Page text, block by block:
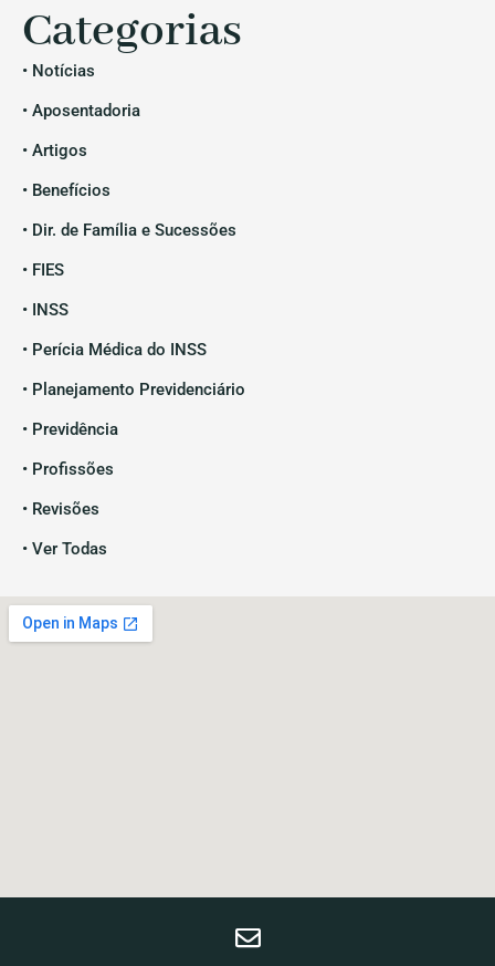
Categorias
• Notícias
• Aposentadoria
• Artigos
• Benefícios
• Dir. de Família e Sucessões
• FIES
• INSS
• Perícia Médica do INSS
• Planejamento Previdenciário
• Previdência
• Profissões
• Revisões
• Ver Todas